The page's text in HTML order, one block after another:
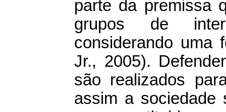
parte da premissa
grupos de
considerando uma
Jr., 2005).
são realizados
assim a sociedade